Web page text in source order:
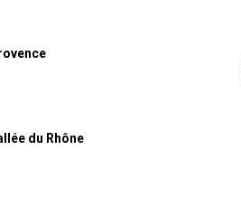
du Rhône